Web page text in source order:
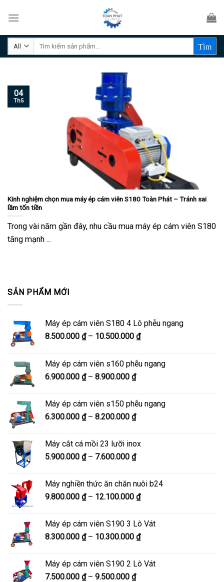
Tìm
SẢN PHẨM MỚI
Máy ép cám viên S180 4 Lô phễu ngang
8.500.000 ₫ – 10.500.000 ₫Khoảng
8.500.000 ₫
Máy ép cám viên s160 phễu ngang
6.900.000 ₫ – 8.900.000 ₫Khoảng
từ
6.900.000 ₫
đến
Máy ép cám viên s150 phễu ngang
6.300.000 ₫ – 8.200.000 ₫Khoảng
6.300.000 ₫
đến
Máy cắt cá mồi 23 lưỡi inox
5.900.000 ₫ – 7.600.000 ₫Khoảng
5.900.000 ₫
đến
Máy nghiền thức ăn chăn nuôi b24
9.800.000 ₫ – 12.100.000 ₫Khoảng
9.800.000 ₫
đến
Máy ép cám viên S190 3 Lô Vát
8.300.000 ₫ – 10.300.000 ₫Khoảng
8.300.000 ₫
Máy ép cám viên S190 2 Lô Vát
7.500.000 ₫ – 9.500.000 ₫Khoảng
Kinh nghiệm chọn mua máy ép cám viên S180 Toàn Phát – Tránh sai
lầm tốn tiền
Trong vài năm gần đây, nhu cầu mua máy ép cám viên S180
tăng mạnh ...
04
Th5